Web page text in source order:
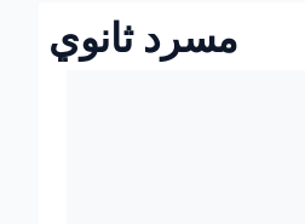
مسرد ثانوي